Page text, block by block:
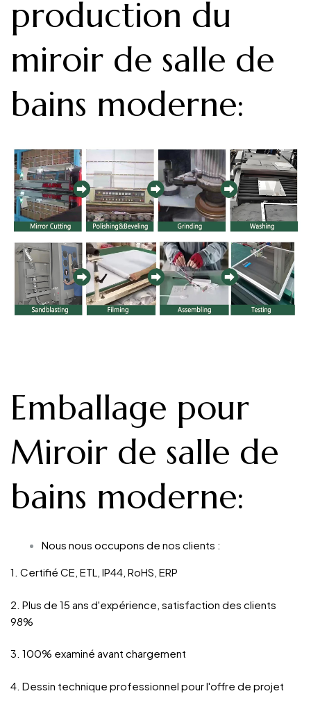
production du
miroir de salle de
bains moderne:
Emballage pour
Miroir de salle de
bains moderne:
Nous nous occupons de nos clients :
1. Certifié CE, ETL, IP44, RoHS, ERP
2. Plus de 15 ans d'expérience, satisfaction des clients
98%
3. 100% examiné avant chargement
4. Dessin technique professionnel pour l'offre de projet